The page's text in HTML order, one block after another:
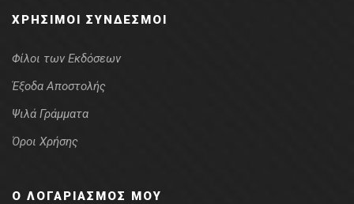
ΧΡΉΣΙΜΟΙ ΣΎΝΔΕΣΜΟΙ
Φίλοι των Εκδόσεων
Έξοδα Αποστολής
Ψιλά Γράμματα
Όροι Χρήσης
Ο ΛΟΓΑΡΙΑΣΜΌΣ ΜΟΥ